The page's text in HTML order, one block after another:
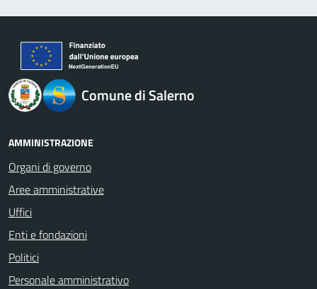
logo Unione Europea
Comune di Salerno
AMMINISTRAZIONE
Organi di governo
Aree amministrative
Uffici
Enti e fondazioni
Politici
Personale amministrativo